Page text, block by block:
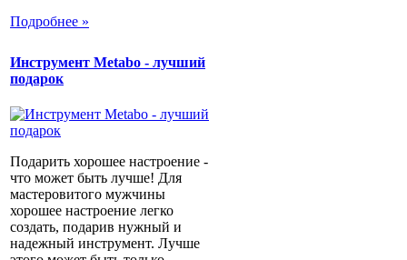
Подробнее »
Инструмент Metabo - лучший
подарок
Подарить хорошее настроение -
что может быть лучше! Для
мастеровитого мужчины
хорошее настроение легко
создать, подарив нужный и
надежный инструмент. Лучше